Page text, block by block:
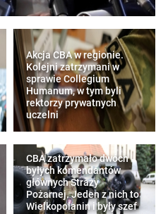
Akcja CBA w regionie.
Kolejni zatrzymani w
sprawie Collegium
Humanum, w tym byli
rektorzy prywatnych
uczelni
CBA zatrzymało dwóch
byłych komendantów
głównych Straży
Pożarnej. Jeden z nich to
Wielkopolanin i były szef